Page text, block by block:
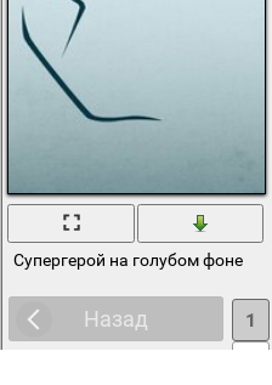
Супергерой на голубом фоне
Назад 1